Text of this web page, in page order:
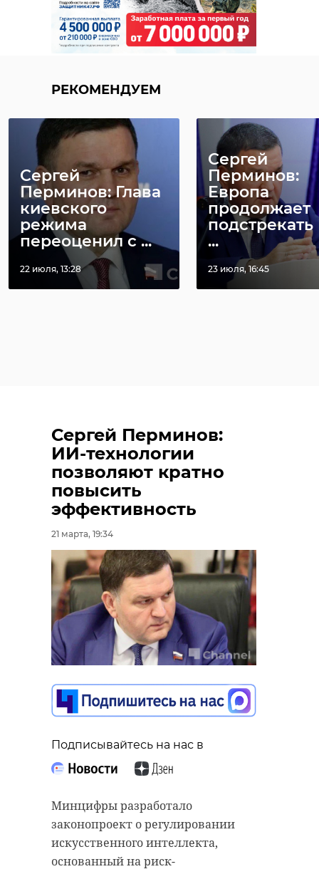
РЕКОМЕНДУЕМ
Сергей
Перминов: Глава
киевского
режима
переоценил с ...
22 июля, 13:28
Сергей
Перминов:
Европа
продолжает
...
23 июля, 16:45
Сергей Перминов:
ИИ-технологии
позволяют кратно
повысить
эффективность
21 марта, 19:34
Подписывайтесь на нас в
Минцифры разработало
законопроект о регулировании
искусственного интеллекта,
основанный на риск-